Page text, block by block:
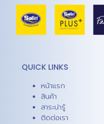
QUICK LINKS
หน้าแรก
สินค้า
สาระน่ารู้
ติดต่อเรา